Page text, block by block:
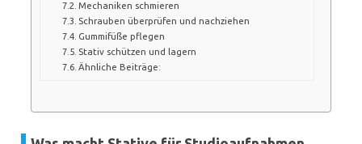
Mechaniken schmieren
Schrauben überprüfen und nachziehen
Gummifüße pflegen
Stativ schützen und lagern
Ähnliche Beiträge: